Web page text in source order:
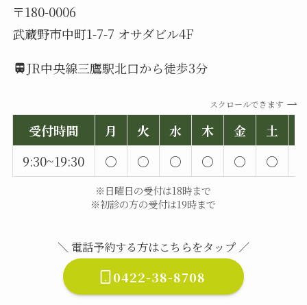
〒180-0006
武蔵野市中町1-7-7 オサダビル4F
JR中央線三鷹駅北口から徒歩3分
スクロールできます
受付時間 月 火 水 木 金 土
9:30~19:30
○ ○ ○ ○ ○ ○
※日曜日の受付は18時まで
※初診の方の受付は19時まで
＼ 電話予約する方はこちらをタップ ／
0422-38-8708